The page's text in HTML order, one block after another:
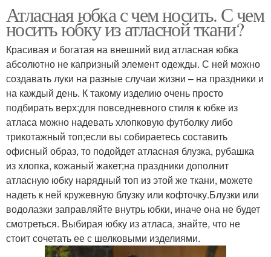
Атласная юбка с чем носить. С чем
носить юбку из атласной ткани?
Красивая и богатая на внешний вид атласная юбка
абсолютно не капризный элемент одежды. С ней можно
создавать луки на разные случаи жизни – на праздники и
на каждый день. К такому изделию очень просто
подбирать верх:для повседневного стиля к юбке из
атласа можно надевать хлопковую футболку либо
трикотажный топ;если вы собираетесь составить
офисный образ, то подойдет атласная блузка, рубашка
из хлопка, кожаный жакет;на праздники дополнит
атласную юбку нарядный топ из этой же ткани, можете
надеть к ней кружевную блузку или кофточку.Блузки или
водолазки заправляйте внутрь юбки, иначе она не будет
смотреться. Выбирая юбку из атласа, знайте, что не
стоит сочетать ее с шелковыми изделиями.